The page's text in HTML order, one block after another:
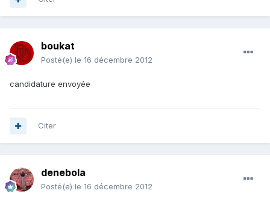
boukat
Posté(e) le 16 décembre 2012
candidature envoyée
Citer
denebola
Posté(e) le 16 décembre 2012